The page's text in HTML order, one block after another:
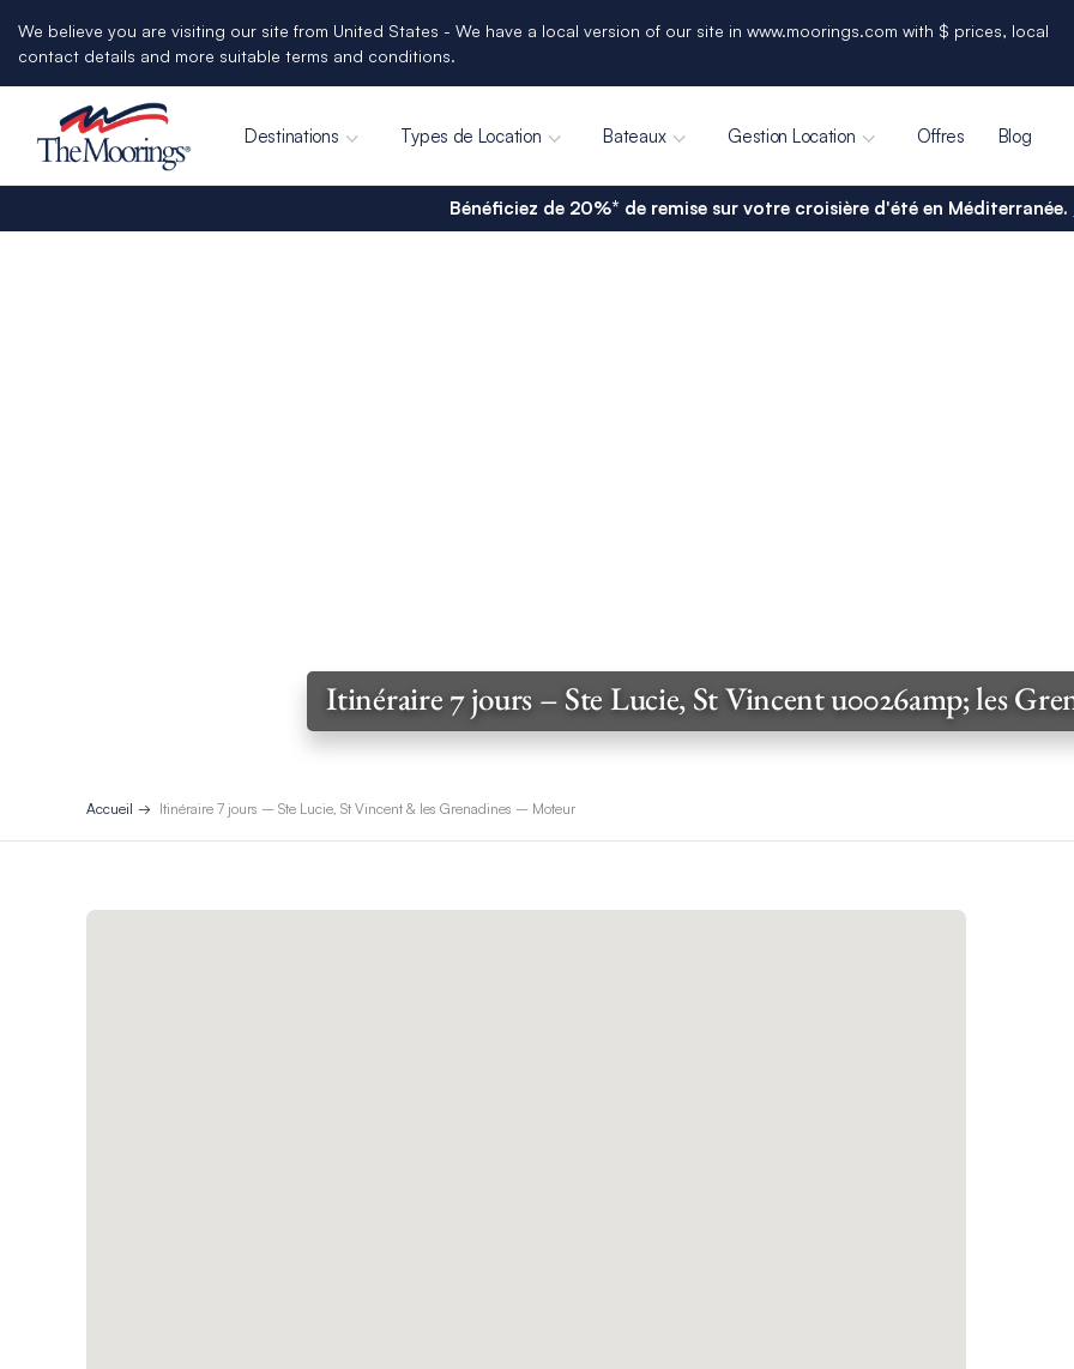
We believe you are visiting our site from United States - We have a local version of our site in www.moorings.com with $ prices, local
contact details and more suitable terms and conditions.
Destinations Types de Location Bateaux Gestion Location Offres Blog
Bénéficiez de 20%* de remise sur votre croisière d'été en Méditerranée.
Itinéraire 7 jours – Ste Lucie, St Vincent u0026amp; les
Accueil Itinéraire 7 jours – Ste Lucie, St Vincent & les Grenadines – Moteur